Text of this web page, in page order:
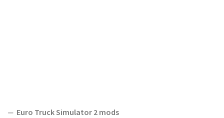
Euro Truck Simulator 2 mods